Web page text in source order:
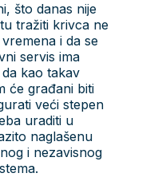
što danas nije
tražiti krivca ne
i da se
servis ima
kao takav
će građani biti
veći stepen
uraditi u
naglašenu
i nezavisnog